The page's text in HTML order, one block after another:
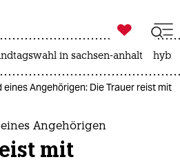
zahl ich
ich

taz zahl ich
in sachsen-anhalt
eines Angehörigen: Die Trauer reist mit
Angehörigen
mit